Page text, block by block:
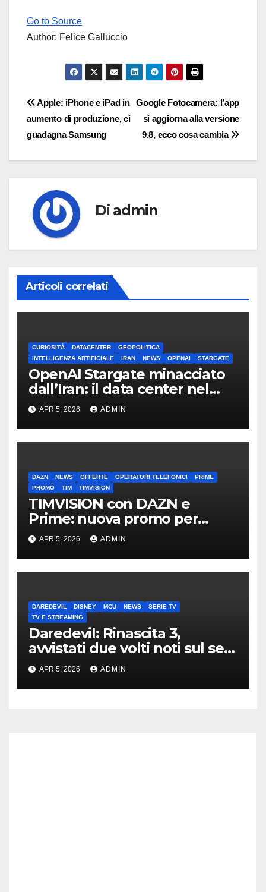
Go to Source
Author: Felice Galluccio
Navigazione
articoli
Google Fotocamera: l’app
si aggiorna alla versione
9.8, ecco cosa cambia
Apple: iPhone e iPad in
aumento di produzione, ci
guadagna Samsung
Di admin
Articoli correlati
CURIOSITÀ DATACENTER
GEOPOLITICA
INTELLIGENZA ARTIFICIALE
IRAN NEWS OPENAI STARGATE
OpenAI Stargate minacciato
dall’Iran: il data center nel
mirino
APR 5, 2026 ADMIN
DAZN NEWS OFFERTE OPERATORI TELEFONICI
PRIME
PROMO
TIM TIMVISION
TIMVISION con DAZN e
Prime: nuova promo per
clienti TIM
APR 5, 2026 ADMIN
DAREDEVIL DISNEY MCU NEWS
SERIE TV
TV E STREAMING
Daredevil: Rinascita 3,
avvistati due volti noti sul set
di New York
APR 5, 2026 ADMIN